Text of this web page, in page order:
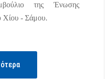
της Ένωσης
Χίου - Σάμου.